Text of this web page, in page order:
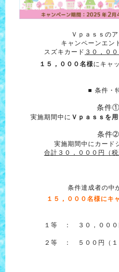
Ｖｐａｓｓの
キャンペーンエン
スズキカード ３０，０
１５，０００名様にキャ
■ 条件・
条件①
実施期間中に Ｖｐａｓｓを
条件➁
実施期間中にカード
合計３０，０００円（
条件達成者の中
１５，０００名様にキ
１等 ： ３０，０００
２等 ： ５００円（１